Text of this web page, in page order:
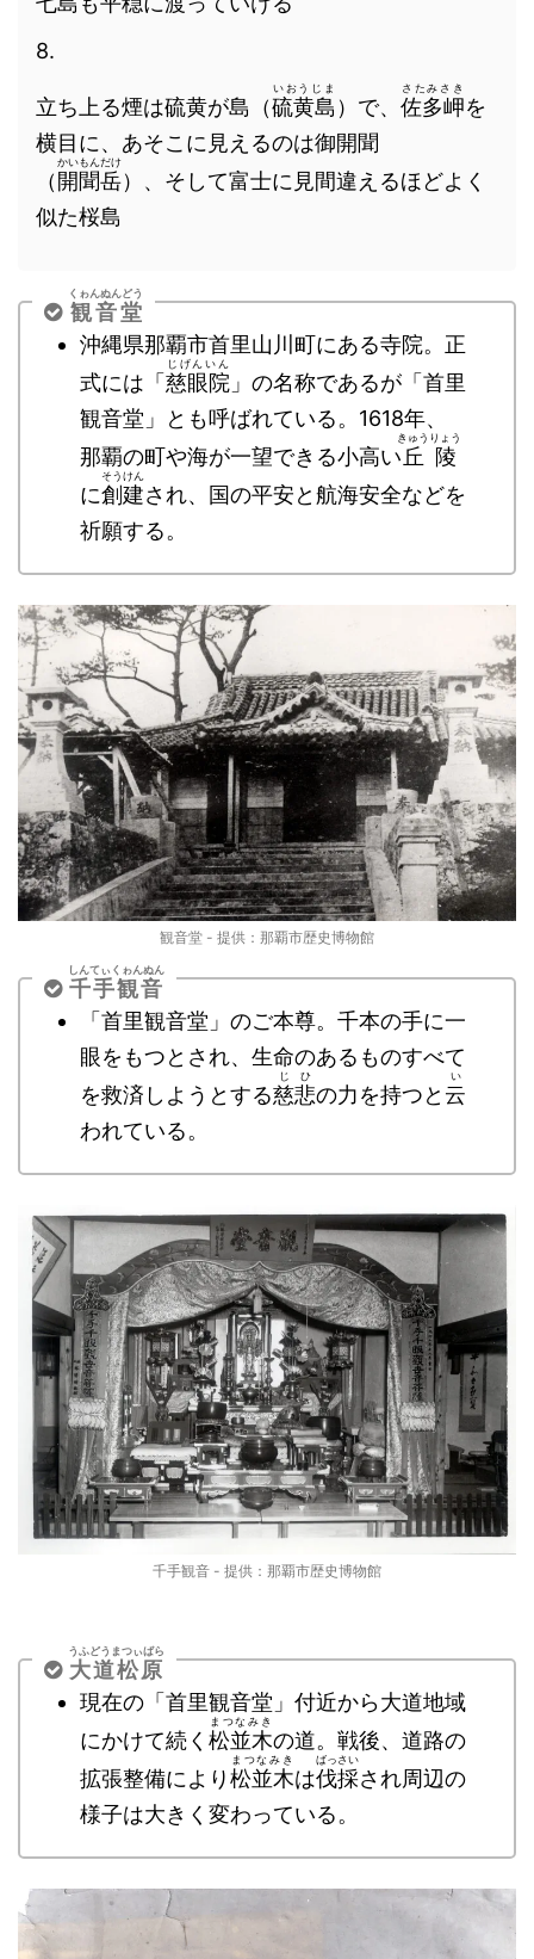
8.
立ち上る煙は硫黄が島（硫黄島
いおうじま
）で、 佐多岬
さたみさき
を
横目に、あそこに見えるのは御開聞
（ 開聞岳
かいもんだけ
）、そして富士に見間違えるほどよく
似た桜島
観音堂
くゎんぬんどう
沖縄県那覇市首里山川町にある寺院。正
式には「 慈眼院
じげんいん
」の名称であるが「首里
観音堂」とも呼ばれている。1618年、
那覇の町や海が一望できる小高い 丘陵
きゅうりょう
に創建
そうけん
され、国の平安と航海安全などを
祈願する。
観音堂 - 提供：那覇市歴史博物館
千手観音
しんてぃくゎんぬん
「首里観音堂」のご本尊。千本の手に一
眼をもつとされ、生命のあるものすべて
を救済しようとする慈悲
じひ
の力を持つと 云
い
われている。
千手観音 - 提供：那覇市歴史博物館
大道松原
うふどうまつぃばら
現在の「首里観音堂」付近から大道地域
にかけて続く 松並木
まつなみき
の道。戦後、道路の
拡張整備により松並木
まつなみき
は伐採
ばっさい
され周辺の
様子は大きく変わっている。